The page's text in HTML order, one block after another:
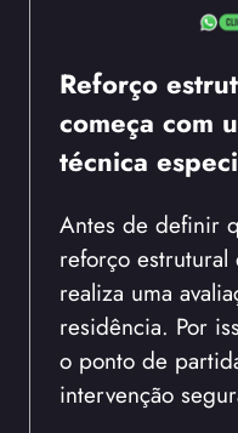
Reforço
começa com
técnica
Antes de definir
reforço
realiza uma
residência. Por
o ponto de
intervenção